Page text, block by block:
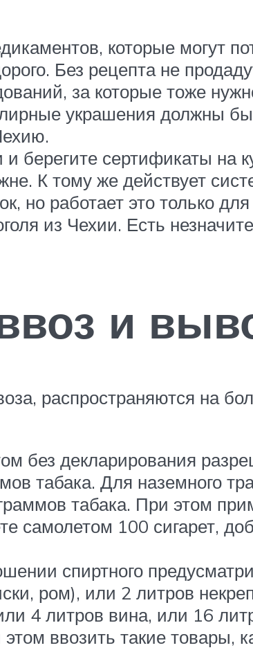
которые могут
Без рецепта не
за которые тоже
украшения должны
берегите сертификаты на
К тому же действует
но работает это только
из Чехии. Есть
и
распространяются на
без декларирования
табака. Для наземного
табака. При этом
самолетом 100 сигарет,
спиртного
ром), или 2 литров
4 литров вина, или 16
ввозить такие товары,